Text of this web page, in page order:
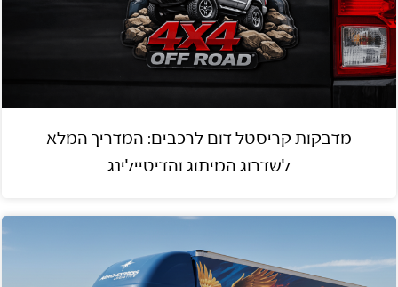
מדבקות קריסטל דום לרכבים: המדריך המלא
לשדרוג המיתוג והדיטיילינג